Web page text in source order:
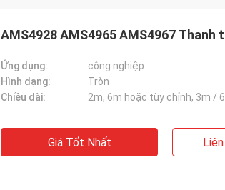
AMS4928 AMS4965 AMS4967
Ứng dụng:
công nghiệp
Hình dạng:
Tròn
Chiều dài:
2m, 6m hoặc tùy chỉnh, 3m /
Giá Tốt Nhất